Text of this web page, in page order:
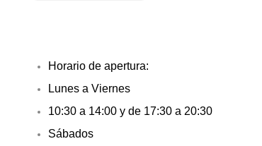
Horario de apertura:
Lunes a Viernes
10:30 a 14:00 y de 17:30 a 20:30
Sábados